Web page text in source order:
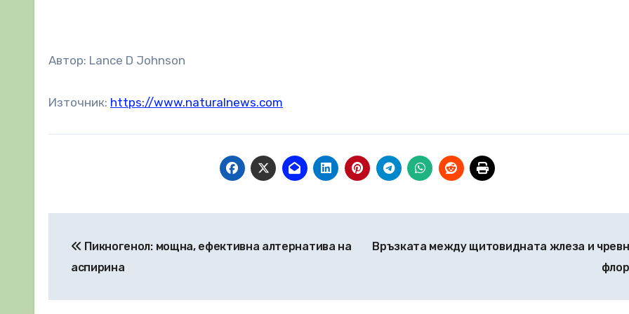
Автор: Lance D Johnson
Източник: https://www.naturalnews.com
Пикногенол: мощна, ефективна алтернатива на
аспирина
Връзката между щитовидната жлеза и